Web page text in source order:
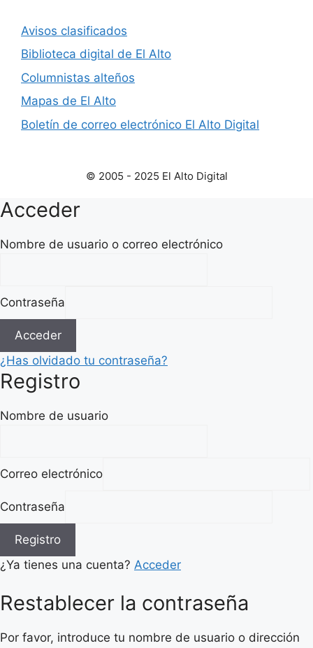
Avisos clasificados
Biblioteca digital de El Alto
Columnistas alteños
Mapas de El Alto
Boletín de correo electrónico El Alto Digital
© 2005 - 2025 El Alto Digital
Acceder
Nombre de usuario o correo electrónico
Contraseña
Acceder
¿Has olvidado tu contraseña?
Registro
Nombre de usuario
Correo electrónico
Contraseña
Registro
¿Ya tienes una cuenta? Acceder
Restablecer la contraseña
Por favor, introduce tu nombre de usuario o dirección